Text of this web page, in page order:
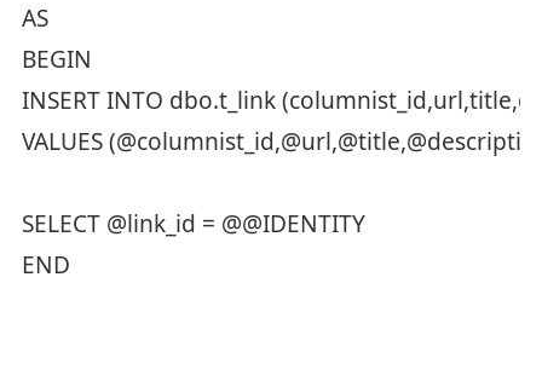
AS
BEGIN
INSERT INTO dbo.t_link
VALUES
SELECT @link_id = @@IDENTITY
END